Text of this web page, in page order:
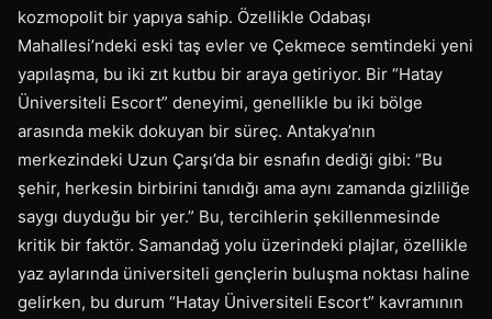
kozmopolit bir yapıya sahip. Özellikle Odabaşı
Mahallesi’ndeki eski taş evler ve Çekmece semtindeki yeni
yapılaşma, bu iki zıt kutbu bir araya getiriyor. Bir “Hatay
Üniversiteli Escort” deneyimi, genellikle bu iki bölge
arasında mekik dokuyan bir süreç. Antakya’nın
merkezindeki Uzun Çarşı’da bir esnafın dediği gibi: “Bu
şehir, herkesin birbirini tanıdığı ama aynı zamanda gizliliğe
saygı duyduğu bir yer.” Bu, tercihlerin şekillenmesinde
kritik bir faktör. Samandağ yolu üzerindeki plajlar, özellikle
yaz aylarında üniversiteli gençlerin buluşma noktası haline
gelirken, bu durum “Hatay Üniversiteli Escort” kavramının